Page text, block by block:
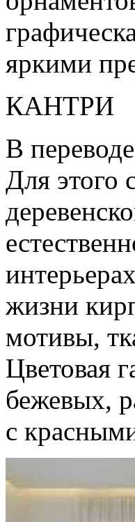
яркими
КАНТРИ
В
Для этого
жизни
мотивы,
Цветовая
бежевых,
с